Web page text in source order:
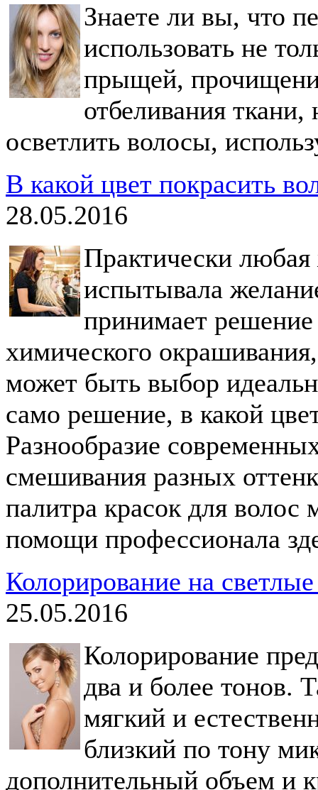
Знаете ли вы, что
использовать не
прыщей,
отбеливания
осветлить волосы,
В какой цвет покрасить
28.05.2016
Практически
испытывала
принимает
химического
может быть выбор
само решение, в какой
Разнообразие
смешивания разных
палитра красок для волос
помощи профессионала
Колорирование на
25.05.2016
Колорирование
два и более тонов.
мягкий и
близкий по тону
дополнительный объем и